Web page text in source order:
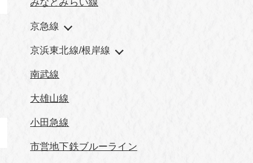
みなとみらい線
京急線
京浜東北線/根岸線
南武線
大雄山線
小田急線
市営地下鉄ブルーライン